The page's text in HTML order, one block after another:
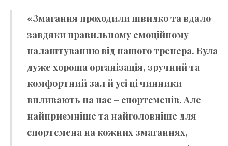
«Змагання проходили швидко та вдало
завдяки правильному емоційному
налаштуванню від нашого тренера. Була
дуже хороша організація, зручний та
комфортний зал й усі ці чинники
впливають на нас – спортсменів. Але
найприємніше та найголовніше для
спортсмена на кожних змаганнях,